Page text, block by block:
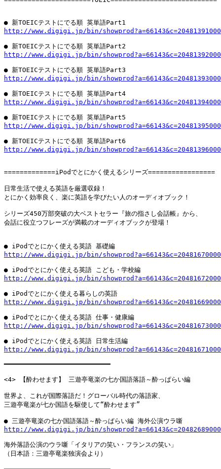
http://www.digigi.jp/bin/
http://www.digigi.jp/bin/
http://www.digigi.jp/bin/
http://www.digigi.jp/bin/
http://www.digigi.jp/bin/
http://www.digigi.jp/bin/
=============iPodでとにかく使えるシリーズ=================
日常生活で使える英語を厳選収録！
とにかく効率良く、楽に英語を学びたい人のオーディオブック！
シリーズ450万部突破の大ベストセラー『旅の指さし会話帳』から、
会話に役立つフレーズが満載のオーディオブックが登場！
http://www.digigi.jp/bin/
http://www.digigi.jp/bin/
http://www.digigi.jp/bin/
http://www.digigi.jp/bin/
http://www.digigi.jp/bin/
━━━━━━━━━━━━━━━━━━━━━━━━━━━
<4> 【酔わせます】 三遊亭竜楽の七か国語落語～酔っぱらい編
世界よ、これが国際落語だ！グローバル時代の落語家、
三遊亭竜楽が七か国語を駆使して“酔わせます”
http://www.digigi.jp/bin/
海外落語公演のウラ噺「イタリアの笑い・フランスの笑い」
（日本語：三遊亭竜楽独演会より）